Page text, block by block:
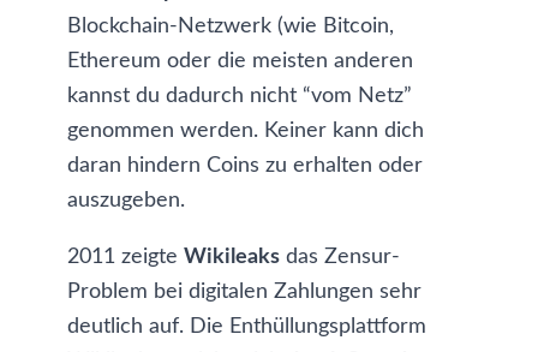
Blockchain-Netzwerk (wie Bitcoin,
Ethereum oder die meisten anderen
kannst du dadurch nicht “vom Netz”
genommen werden. Keiner kann dich
daran hindern Coins zu erhalten oder
auszugeben.
2011 zeigte Wikileaks das Zensur-
Problem bei digitalen Zahlungen sehr
deutlich auf. Die Enthüllungsplattform